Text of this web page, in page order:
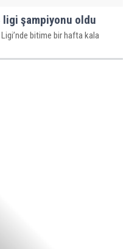
ligi şampiyonu oldu
bitime bir hafta kala